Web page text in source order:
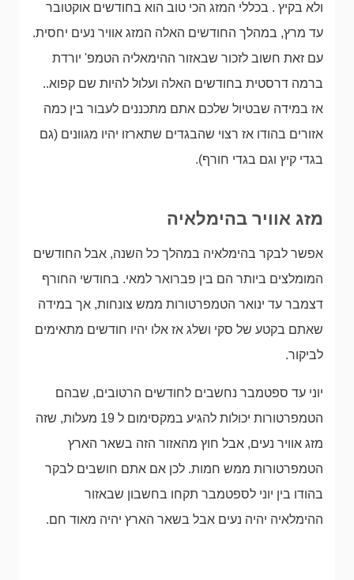
ולא בקיץ . בכללי המזג הכי טוב הוא בחודשים אוקטובר
עד מרץ, במהלך החודשים האלה המזג אוויר נעים יחסית.
עם זאת חשוב לזכור שבאזור ההימאליה הטמפ' יורדת
ברמה דרסטית בחודשים האלה ועלול להיות שם קפוא..
אז במידה שבטיול שלכם אתם מתכננים לעבור בין כמה
אזורים בהודו אז רצוי שהבגדים שתארזו יהיו מגוונים (גם
בגדי קיץ וגם בגדי חורף).
מזג אוויר בהימלאיה
אפשר לבקר בהימלאיה במהלך כל השנה, אבל החודשים
המומלצים ביותר הם בין פברואר למאי. בחודשי החורף
דצמבר עד ינואר הטמפרטורות ממש צונחות, אך במידה
שאתם בקטע של סקי ושלג אז אלו יהיו חודשים מתאימים
לביקור.
יוני עד ספטמבר נחשבים לחודשים הרטובים, שבהם
הטמפרטורות יכולות להגיע במקסימום ל 19 מעלות, שזה
מזג אוויר נעים, אבל חוץ מהאזור הזה בשאר הארץ
הטמפרטורות ממש חמות. לכן אם אתם חושבים לבקר
בהודו בין יוני לספטמבר תקחו בחשבון שבאזור
ההימלאיה יהיה נעים אבל בשאר הארץ יהיה מאוד חם.